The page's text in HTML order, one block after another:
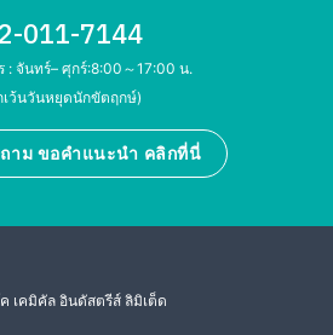
011-7144
: จันทร์– ศุกร์:8:00～17:00 น.
เว้นวันหยุดนักขัตฤกษ์)
าม ขอคำแนะนำ คลิกที่นี่
เคมิคัล อินดัสตรีส์ ลิมิเต็ด